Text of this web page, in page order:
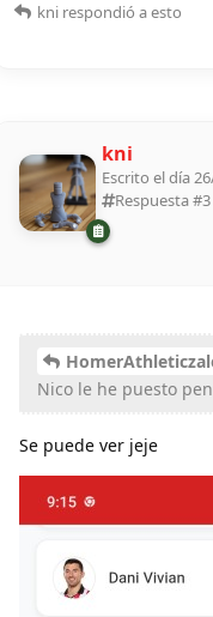
kni respondió a esto
kni
Escrito el día
Respuesta #3
Nico le he puesto
Se puede ver jeje